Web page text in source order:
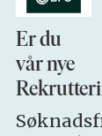
Er du
vår nye